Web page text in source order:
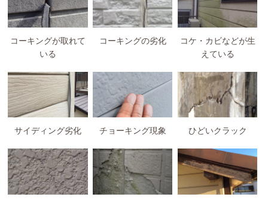
コーキングが取れて
いる
コーキングの劣化
コケ・カビなどが生
えている
サイディング劣化 チョーキング現象 ひどいクラック